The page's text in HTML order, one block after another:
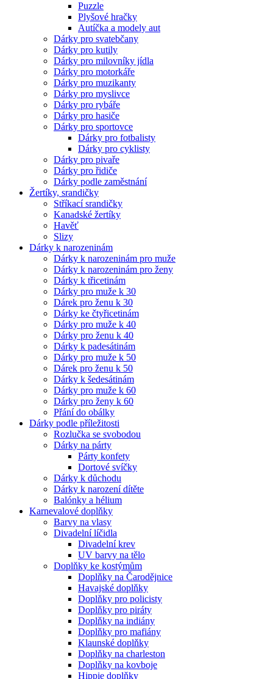
Puzzle
Plyšové hračky
Autíčka a modely aut
Dárky pro svatebčany
Dárky pro kutily
Dárky pro milovníky jídla
Dárky pro motorkáře
Dárky pro muzikanty
Dárky pro myslivce
Dárky pro rybáře
Dárky pro hasiče
Dárky pro sportovce
Dárky pro fotbalisty
Dárky pro cyklisty
Dárky pro pivaře
Dárky pro řidiče
Dárky podle zaměstnání
Žertíky, srandičky
Stříkací srandičky
Kanadské žertíky
Havěť
Slizy
Dárky k narozeninám
Dárky k narozeninám pro muže
Dárky k narozeninám pro ženy
Dárky k třicetinám
Dárky pro muže k 30
Dárek pro ženu k 30
Dárky ke čtyřicetinám
Dárky pro muže k 40
Dárky pro ženu k 40
Dárky k padesátinám
Dárky pro muže k 50
Dárek pro ženu k 50
Dárky k šedesátinám
Dárky pro muže k 60
Dárky pro ženy k 60
Přání do obálky
Dárky podle příležitosti
Rozlučka se svobodou
Dárky na párty
Párty konfety
Dortové svíčky
Dárky k důchodu
Dárky k narození dítěte
Balónky a hélium
Karnevalové doplňky
Barvy na vlasy
Divadelní líčidla
Divadelní krev
UV barvy na tělo
Doplňky ke kostýmům
Doplňky na Čarodějnice
Havajské doplňky
Doplňky pro policisty
Doplňky pro piráty
Doplňky na indiány
Doplňky pro mafiány
Klaunské doplňky
Doplňky na charleston
Doplňky na kovboje
Hippie doplňky